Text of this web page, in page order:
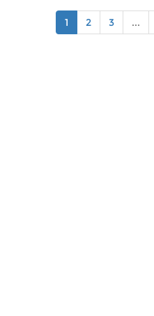
1 2 3 ...